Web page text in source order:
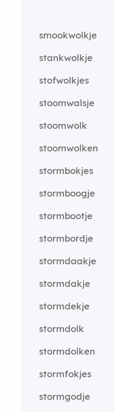
smookwolkje
stankwolkje
stofwolkjes
stoomwalsje
stoomwolk
stoomwolken
stormbokjes
stormboogje
stormbootje
stormbordje
stormdaakje
stormdakje
stormdekje
stormdolk
stormdolken
stormfokjes
stormgodje